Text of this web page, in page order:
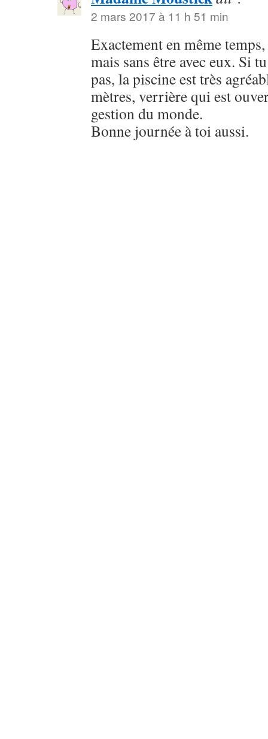
2 mars 2017 à 11 h 51 min
Exactement en même
mais sans être avec eux. Si
pas, la piscine est très
mètres, verrière qui est
gestion du monde.
Bonne journée à toi aussi.